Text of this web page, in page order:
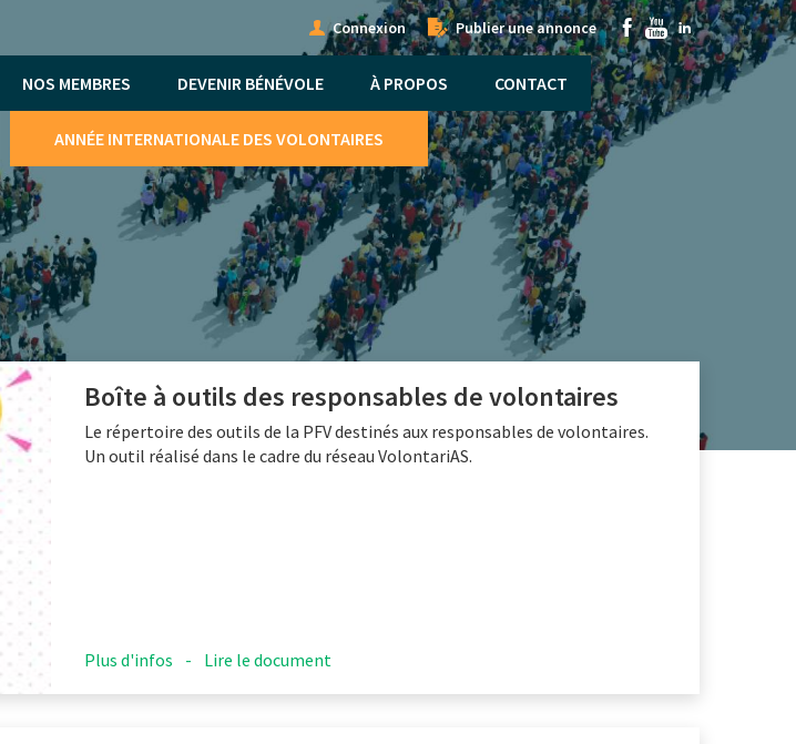
Anonymous
menu
Connexion Publier une annonce
Submenu
NOS MEMBRES DEVENIR BÉNÉVOLE À PROPOS CONTACT
ANNÉE INTERNATIONALE DES VOLONTAIRES
Boîte à outils des responsables de volontaires
Le répertoire des outils de la PFV destinés aux responsables de volontaires.
Un outil réalisé dans le cadre du réseau VolontariAS.
Plus d'infos - Lire le document